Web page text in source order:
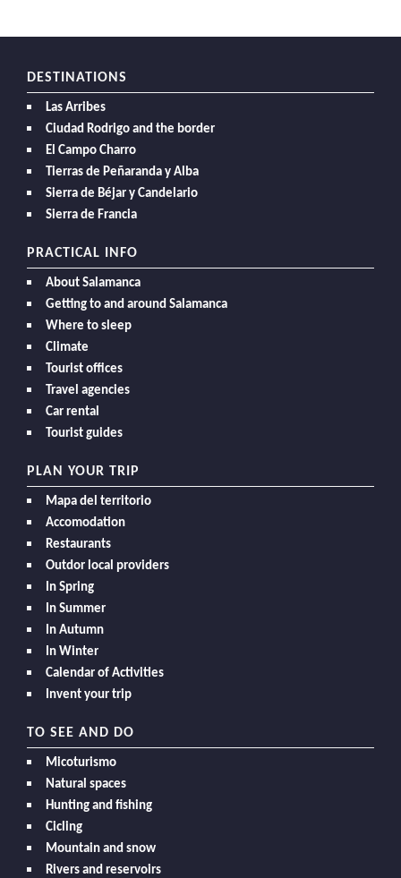
DESTINATIONS
Las Arribes
Ciudad Rodrigo and the border
El Campo Charro
Tierras de Peñaranda y Alba
Sierra de Béjar y Candelario
Sierra de Francia
PRACTICAL INFO
About Salamanca
Getting to and around Salamanca
Where to sleep
Climate
Tourist offices
Travel agencies
Car rental
Tourist guides
PLAN YOUR TRIP
Mapa del territorio
Accomodation
Restaurants
Outdor local providers
In Spring
In Summer
In Autumn
In Winter
Calendar of Activities
Invent your trip
TO SEE AND DO
Micoturismo
Natural spaces
Hunting and fishing
Cicling
Mountain and snow
Rivers and reservoirs